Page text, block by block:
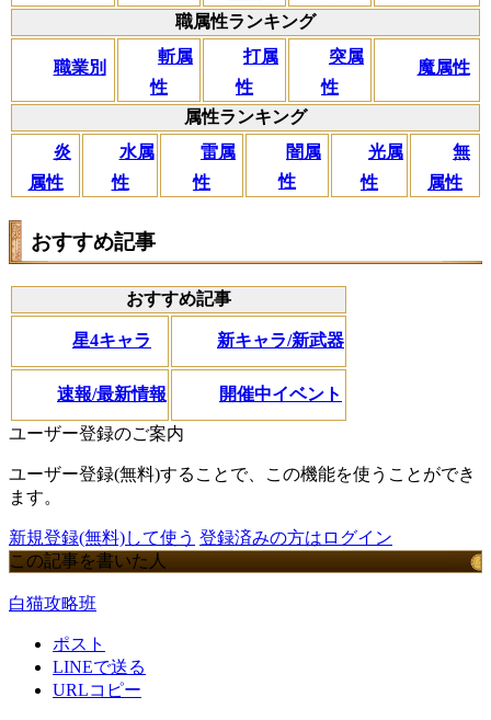
職属性ランキング
職業別
斬属
性
打属
性
突属
性
魔属性
属性ランキング
炎
属性
水属
性
雷属
性
闇属
性
光属
性
無
属性
おすすめ記事
おすすめ記事
星4キャラ 新キャラ/新武器
速報/最新情報 開催中イベント
ユーザー登録のご案内
ユーザー登録(無料)することで、この機能を使うことができ
ます。
新規登録(無料)して使う 登録済みの方はログイン
この記事を書いた人
白猫攻略班
ポスト
LINEで送る
URLコピー